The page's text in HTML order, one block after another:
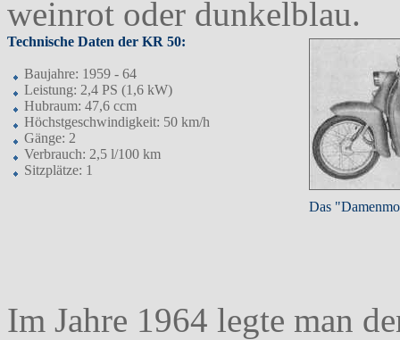
weinrot oder dunkelblau.
Technische Daten der KR 50:
Baujahre: 1959 - 64
Leistung: 2,4 PS (1,6 kW)
Hubraum: 47,6 ccm
Höchstgeschwindigkeit: 50 km/h
Gänge: 2
Verbrauch: 2,5 l/100 km
Sitzplätze: 1
Das
Im Jahre 1964 legte man